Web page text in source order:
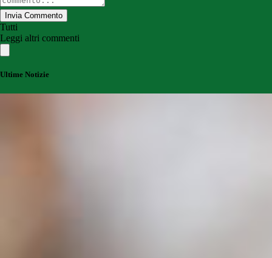
Invia Commento
Tutti
Leggi altri commenti
Ultime Notizie